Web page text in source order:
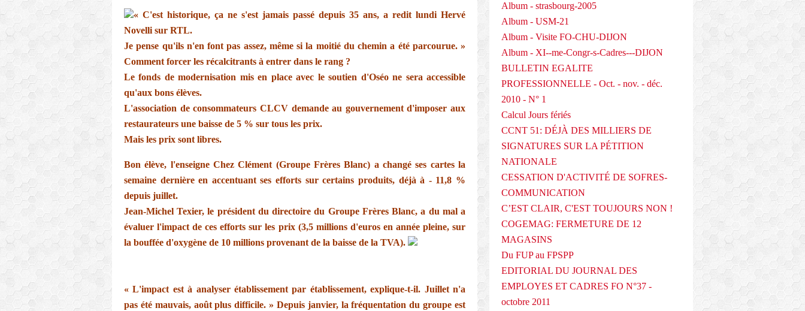
« C'est historique, ça ne s'est jamais passé depuis 35 ans, a redit lundi Hervé
Novelli sur RTL.
Je pense qu'ils n'en font pas assez, même si la moitié du chemin a été parcourue. »
Comment forcer les récalcitrants à entrer dans le rang ?
Le fonds de modernisation mis en place avec le soutien d'Oséo ne sera accessible
qu'aux bons élèves.
L'association de consommateurs CLCV demande au gouvernement d'imposer aux
restaurateurs une baisse de 5 % sur tous les prix.
Mais les prix sont libres.
Bon élève, l'enseigne Chez Clément (Groupe Frères Blanc) a changé ses cartes la
semaine dernière en accentuant ses efforts sur certains produits, déjà à - 11,8 %
depuis juillet.
Jean-Michel Texier, le président du directoire du Groupe Frères Blanc, a du mal a
évaluer l'impact de ces efforts sur les prix (3,5 millions d'euros en année pleine, sur
la bouffée d'oxygène de 10 millions provenant de la baisse de la TVA).
« L'impact est à analyser établissement par établissement, explique-t-il. Juillet n'a
pas été mauvais, août plus difficile. » Depuis janvier, la fréquentation du groupe est
Album - strasbourg-2005
Album - USM-21
Album - Visite FO-CHU-DIJON
Album - XI--me-Congr-s-Cadres---DIJON
BULLETIN EGALITE
PROFESSIONNELLE - Oct. - nov. - déc.
2010 - N° 1
Calcul Jours fériés
CCNT 51: DÉJÀ DES MILLIERS DE
SIGNATURES SUR LA PÉTITION
NATIONALE
CESSATION D'ACTIVITÉ DE SOFRES-
COMMUNICATION
C’EST CLAIR, C'EST TOUJOURS NON !
COGEMAG: FERMETURE DE 12
MAGASINS
Du FUP au FPSPP
EDITORIAL DU JOURNAL DES
EMPLOYES ET CADRES FO N°37 -
octobre 2011